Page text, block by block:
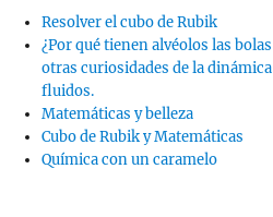
Resolver el cubo de Rubik
¿Por qué tienen alvéolos las
otras curiosidades de la
fluidos.
Matemáticas y belleza
Cubo de Rubik y Matemáticas
Química con un caramelo